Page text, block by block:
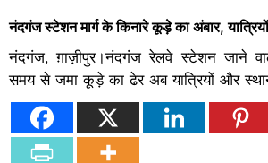
नंदगंज स्टेशन मार्ग के किनारे कूड़े का अंबार, यात्रियों
नंदगंज, ग़ाज़ीपुर।नंदगंज रेलवे स्टेशन जाने
समय से जमा कूड़े का ढेर अब यात्रियों और